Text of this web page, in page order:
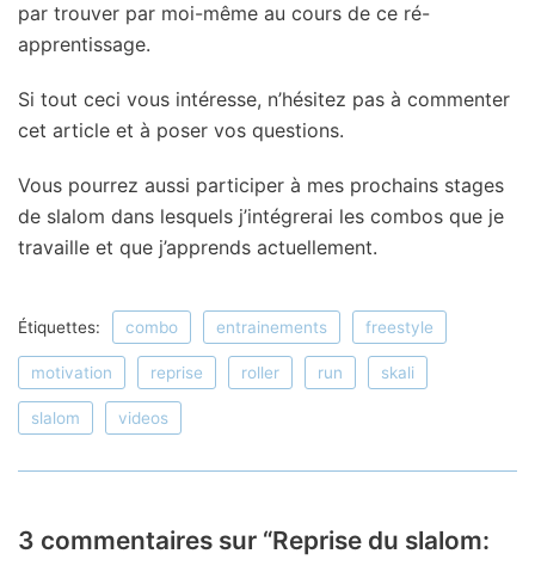
par trouver par moi-même au cours de ce ré-
apprentissage.
Si tout ceci vous intéresse, n’hésitez pas à commenter
cet article et à poser vos questions.
Vous pourrez aussi participer à mes prochains stages
de slalom dans lesquels j’intégrerai les combos que je
travaille et que j’apprends actuellement.
Étiquettes: combo entrainements freestyle
motivation reprise roller run skali
slalom videos
3 commentaires sur “Reprise du slalom: